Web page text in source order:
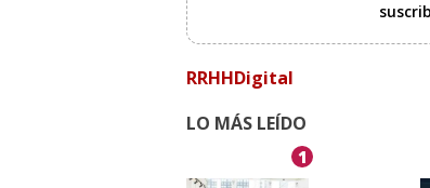
RRHHDigital
LO MÁS LEÍDO
1